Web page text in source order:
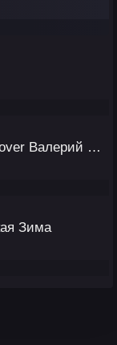
Iuliana Beregoi - Небеса (cover Валерий Меладзе)
Зима